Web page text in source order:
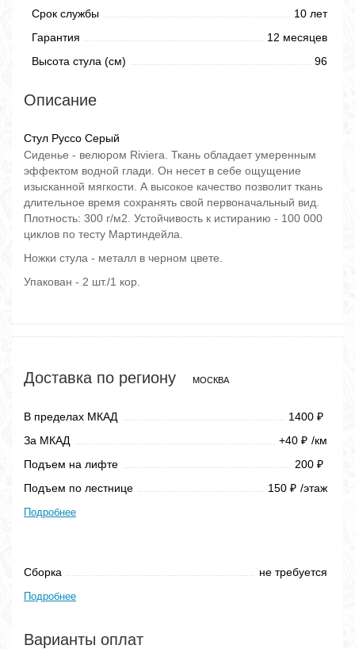
Срок службы
10 лет
Гарантия
12 месяцев
Высота стула (см)
96
Описание
Стул Руссо Серый
Сиденье - велюром Riviera. Ткань обладает умеренным
эффектом водной глади. Он несет в себе ощущение
изысканной мягкости. А высокое качество позволит ткань
длительное время сохранять свой первоначальный вид.
Плотность: 300 г/м2. Устойчивость к истиранию - 100 000
циклов по тесту Мартиндейла.
Ножки стула - металл в черном цвете.
Упакован - 2 шт./1 кор.
Доставка по региону МОСКВА
В пределах МКАД 1400 ₽
За МКАД +40 ₽ /км
Подъем на лифте
200 ₽
Подъем по лестнице 150 ₽ /этаж
Подробнее
Сборка не требуется
Подробнее
Варианты оплат